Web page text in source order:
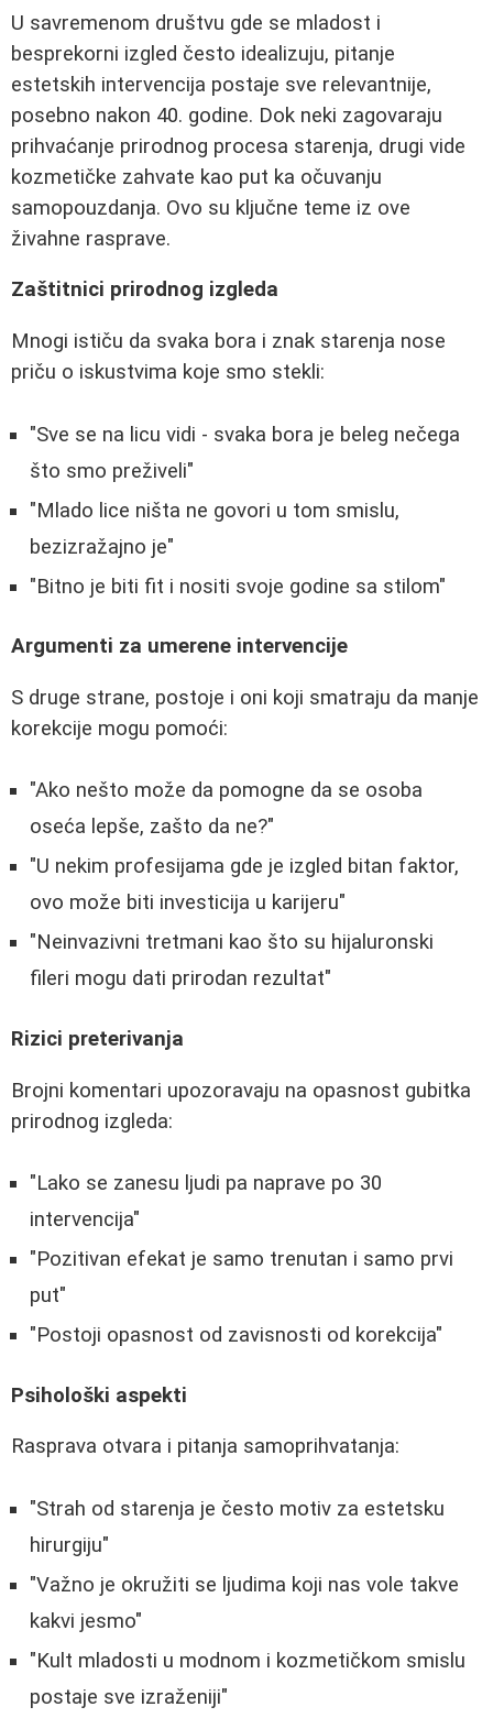
U savremenom društvu gde se mladost i
besprekorni izgled često idealizuju, pitanje
estetskih intervencija postaje sve relevantnije,
posebno nakon 40. godine. Dok neki zagovaraju
prihvaćanje prirodnog procesa starenja, drugi vide
kozmetičke zahvate kao put ka očuvanju
samopouzdanja. Ovo su ključne teme iz ove
živahne rasprave.
Zaštitnici prirodnog izgleda
Mnogi ističu da svaka bora i znak starenja nose
priču o iskustvima koje smo stekli:
"Sve se na licu vidi - svaka bora je beleg nečega
što smo preživeli"
"Mlado lice ništa ne govori u tom smislu,
bezizražajno je"
"Bitno je biti fit i nositi svoje godine sa stilom"
Argumenti za umerene intervencije
S druge strane, postoje i oni koji smatraju da manje
korekcije mogu pomoći:
"Ako nešto može da pomogne da se osoba
oseća lepše, zašto da ne?"
"U nekim profesijama gde je izgled bitan faktor,
ovo može biti investicija u karijeru"
"Neinvazivni tretmani kao što su hijaluronski
fileri mogu dati prirodan rezultat"
Rizici preterivanja
Brojni komentari upozoravaju na opasnost gubitka
prirodnog izgleda:
"Lako se zanesu ljudi pa naprave po 30
intervencija"
"Pozitivan efekat je samo trenutan i samo prvi
put"
"Postoji opasnost od zavisnosti od korekcija"
Psihološki aspekti
Rasprava otvara i pitanja samoprihvatanja:
"Strah od starenja je često motiv za estetsku
hirurgiju"
"Važno je okružiti se ljudima koji nas vole takve
kakvi jesmo"
"Kult mladosti u modnom i kozmetičkom smislu
postaje sve izraženiji"